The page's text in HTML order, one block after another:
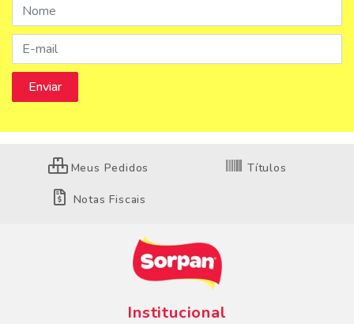
Meus Pedidos Títulos
Notas Fiscais
Institucional